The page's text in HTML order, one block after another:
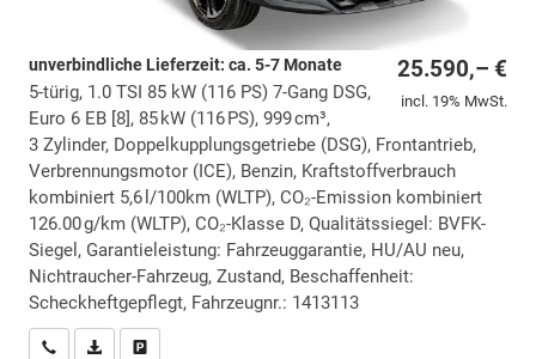
25.590,– €
incl. 19% MwSt.
unverbindliche Lieferzeit: ca. 5-7 Monate
5-türig, 1.0 TSI 85 kW (116 PS) 7-Gang DSG,
Euro 6 EB [8], 85 kW (116 PS), 999 cm³,
3 Zylinder, Doppelkupplungsgetriebe (DSG), Frontantrieb,
Verbrennungsmotor (ICE), Benzin, Kraftstoffverbrauch
kombiniert 5,6 l/100km (WLTP), CO₂-Emission kombiniert
126.00 g/km (WLTP), CO₂-Klasse D, Qualitätssiegel: BVFK-
Siegel, Garantieleistung: Fahrzeuggarantie, HU/AU neu,
Nichtraucher-Fahrzeug, Zustand, Beschaffenheit:
Scheckheftgepflegt, Fahrzeugnr.: 1413113
Wir rufen Sie anPDF-Datei, Fahrzeugexposé drucken